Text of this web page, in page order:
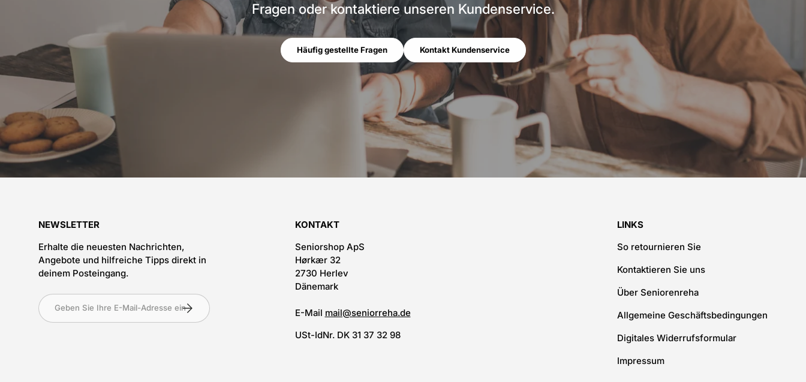
Fragen oder kontaktiere unseren Kundenservice.
Häufig gestellte Fragen Kontakt Kundenservice
NEWSLETTER
Erhalte die neuesten Nachrichten,
Angebote und hilfreiche Tipps direkt in
deinem Posteingang.
Anmelden
KONTAKT
Seniorshop ApS
Hørkær 32
2730 Herlev
Dänemark
E-Mail mail@seniorreha.de
USt-IdNr. DK 31 37 32 98
LINKS
So retournieren Sie
Kontaktieren Sie uns
Über Seniorenreha
Allgemeine Geschäftsbedingungen
Digitales Widerrufsformular
Impressum